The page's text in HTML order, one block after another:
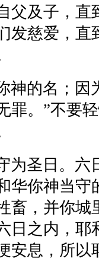
父及子，直
发慈爱，直
神的名；因
罪。 ”不要
为圣日。六
华你神当守
畜，并你城
日之内，耶
安息，所以